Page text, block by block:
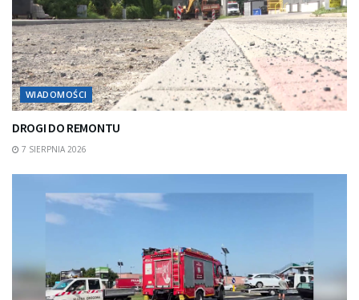
WIADOMOŚCI
DROGI DO REMONTU
7 SIERPNIA 2026